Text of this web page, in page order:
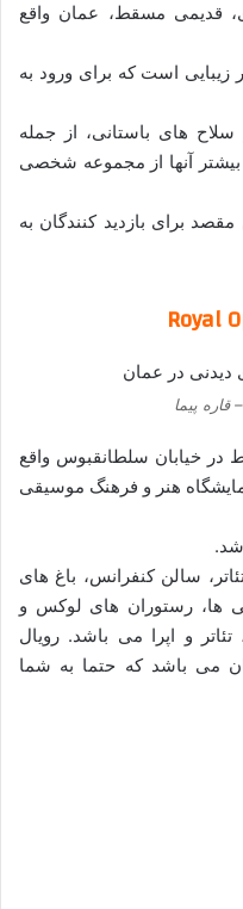
قدیمی مسقط، عمان واقع
است که برای ورود به
های باستانی، از جمله
آنها از مجموعه شخصی
برای بازدید کنندگان به
پیما
در خیابان سلطانقبوس واقع
هنر و فرهنگ موسیقی
سالن کنفرانس، باغ های
ها، رستوران های لوکس و
و اپرا می باشد. رویال
می باشد که حتما به شما